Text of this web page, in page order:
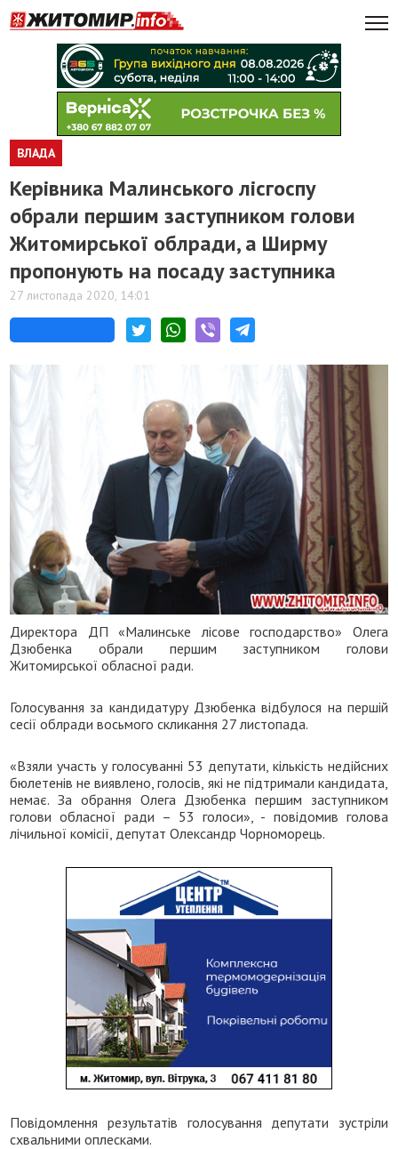
ВЛАДА
​Керівника Малинського лісгоспу
обрали першим заступником голови
Житомирської облради, а Ширму
пропонують на посаду заступника
27 листопада 2020, 14:01
Директора ДП «Малинське лісове господарство» Олега
Дзюбенка обрали першим заступником голови
Житомирської обласної ради.
Голосування за кандидатуру Дзюбенка відбулося на першій
сесії облради восьмого скликання 27 листопада.
«Взяли участь у голосуванні 53 депутати, кількість недійсних
бюлетенів не виявлено, голосів, які не підтримали кандидата,
немає. За обрання Олега Дзюбенка першим заступником
голови обласної ради – 53 голоси», - повідомив голова
лічильної комісії, депутат Олександр Чорноморець.
Повідомлення результатів голосування депутати зустріли
схвальними оплесками.